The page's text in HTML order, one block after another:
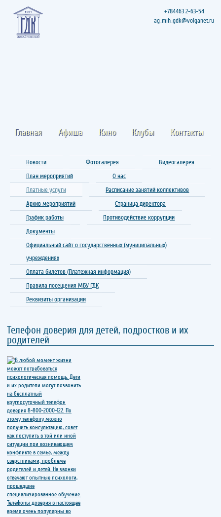
+784463 2-63-54
ag_mih_gdk@volganet.ru
Главная Афиша Кино Клубы Контакты
Новости Фотогалерея
Видеогалерея
План мероприятий
О нас
Платные услуги
Расписание занятий коллективов
Архив мероприятий
Страница директора
График работы
Противодействие коррупции
Документы
Официальный сайт о государственных (муниципальных)
учреждениях
Оплата билетов (Платежная информация)
Правила посещения МБУ ГДК
Реквизиты организации
Телефон доверия для детей, подростков и их
родителей